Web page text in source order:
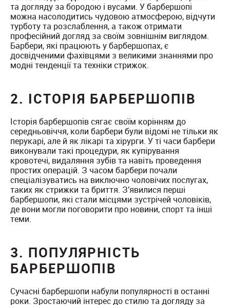
та догляду за бородою і вусами. У барбершопі
можна насолодитись чудовою атмосферою, відчути
турботу та розслаблення, а також отримати
професійний догляд за своїм зовнішнім виглядом.
Барбери, які працюють у барбершопах, є
досвідченими фахівцями з великими знаннями про
модні тенденції та техніки стрижок.
2. ІСТОРІЯ БАРБЕРШОПІВ
Історія барбершопів сягає своїм корінням до
середньовіччя, коли барбери були відомі не тільки як
перукарі, але й як лікарі та хірурги. У ті часи барбери
виконували такі процедури, як купірування
кровотечі, видаляння зубів та навіть проведення
простих операцій. З часом барбери почали
спеціалізуватись на виключно чоловічих послугах,
таких як стрижки та бриття. З'явилися перші
барбершопи, які стали місцями зустрічей чоловіків,
де вони могли поговорити про новини, спорт та інші
теми.
3. ПОПУЛЯРНІСТЬ
БАРБЕРШОПІВ
Сучасні барбершопи набули популярності в останні
роки. Зростаючий інтерес до стилю та догляду за